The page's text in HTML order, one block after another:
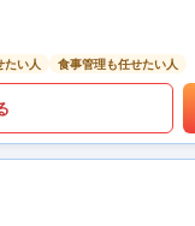
たい人 食事管理も任せたい人